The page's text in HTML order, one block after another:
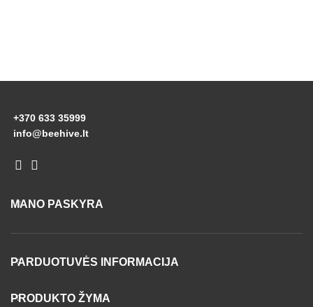
+370 633 35999
info@beehive.lt
MANO PASKYRA
PARDUOTUVĖS INFORMACIJA
PRODUKTO ŽYMA